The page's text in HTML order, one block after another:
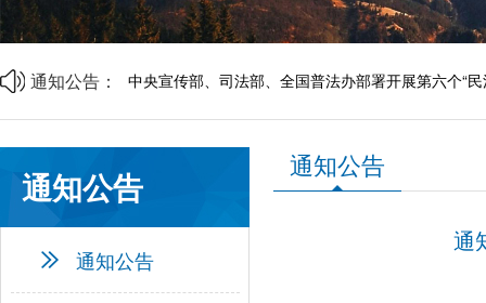
通知公告：
山西省中小企业发展促进会2026年劳动节放假通知
山西省中小企业发展促进会财税专业委员会成立大会
中央宣传部、司法部、全国普法办部署开展第六个“
企帮商学院 · 企业家读书会第二期邀请函
山西省中小企业发展促进会2026年劳动节放假通知
山西省中小企业发展促进会财税专业委员会成立大会
通知公告
通知公告
通知公告
通